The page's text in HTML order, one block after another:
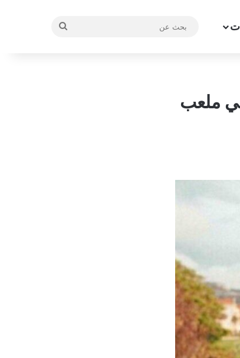
ملعب